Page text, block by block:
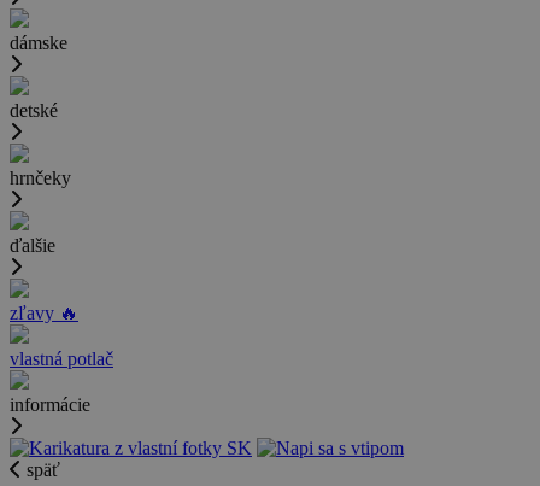
dámske
detské
hrnčeky
ďalšie
zľavy 🔥
vlastná potlač
informácie
späť